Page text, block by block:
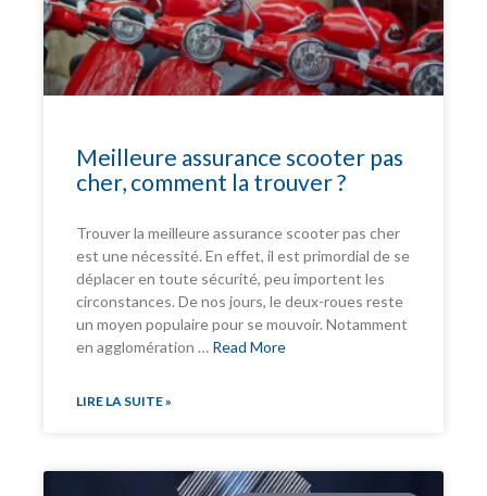
Meilleure assurance scooter pas
cher, comment la trouver ?
Trouver la meilleure assurance scooter pas cher
est une nécessité. En effet, il est primordial de se
déplacer en toute sécurité, peu importent les
circonstances. De nos jours, le deux-roues reste
un moyen populaire pour se mouvoir. Notamment
en agglomération … Read More
LIRE LA SUITE »